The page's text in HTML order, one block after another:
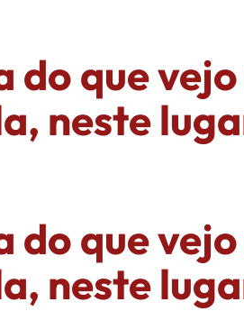
do que
neste
do que
neste